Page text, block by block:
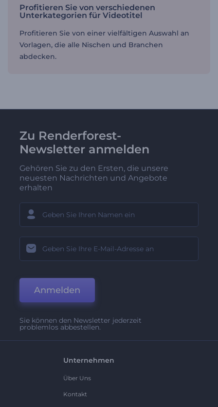
Profitieren Sie von verschiedenen
Unterkategorien für Videotitel
Profitieren Sie von einer vielfältigen Auswahl an
Vorlagen, die alle Nischen und Branchen
abdecken.
Zu Renderforest-
Newsletter anmelden
Gehören Sie zu den Ersten, die unsere
neuesten Nachrichten und Angebote
erhalten
Anmelden
Sie können den Newsletter jederzeit
problemlos abbestellen.
Unternehmen
Über Uns
Kontakt